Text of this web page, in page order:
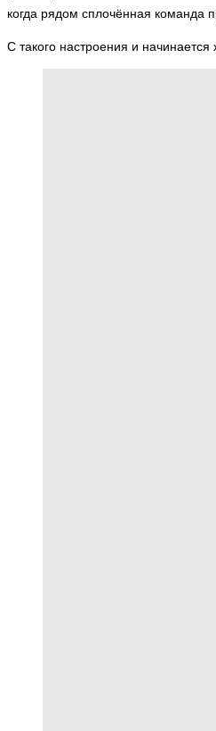
когда рядом сплочённая команда
С такого настроения и начинается